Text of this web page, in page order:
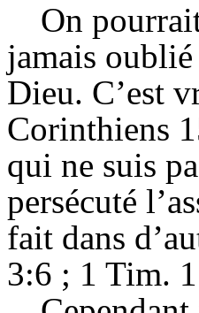
On
jamais oublié
Dieu. C’est
Corinthiens
qui ne suis
persécuté
fait dans
3:6 ; 1 Tim.